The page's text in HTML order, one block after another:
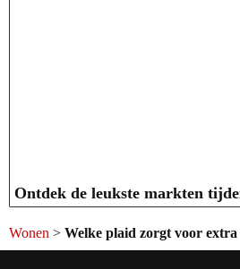
Ontdek de leukste markten
Wonen > Welke plaid zorgt voor